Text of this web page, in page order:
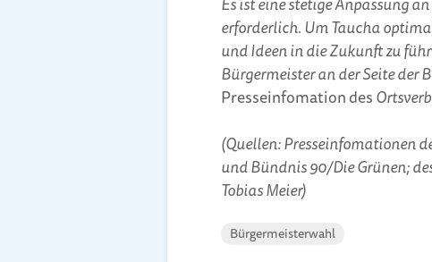
erforderlich. Um Taucha
und Ideen in die Zukunft zu
Bürgermeister an der Seite der
Presseinfomation des
(Quellen: Presseinfomationen
und Bündnis 90/Die Grünen;
Tobias Meier)
Bürgermeisterwahl